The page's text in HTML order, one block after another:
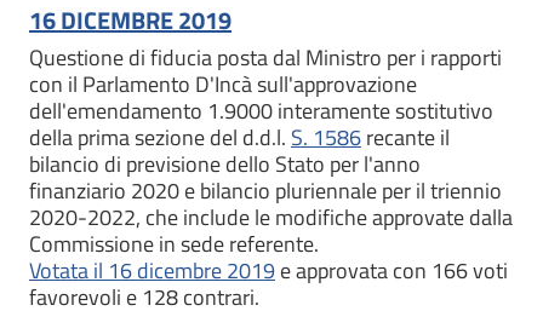
16 DICEMBRE 2019
Questione di fiducia posta dal Ministro per i rapporti
con il Parlamento D'Incà sull'approvazione
dell'emendamento 1.9000 interamente sostitutivo
della prima sezione del d.d.l. S. 1586recante il
bilancio di previsione dello Stato per l'anno
finanziario 2020 e bilancio pluriennale per il triennio
2020-2022, che include le modifiche approvate dalla
Commissione in sede referente.
Votata il 16 dicembre 2019e approvata con 166 voti
favorevoli e 128 contrari.